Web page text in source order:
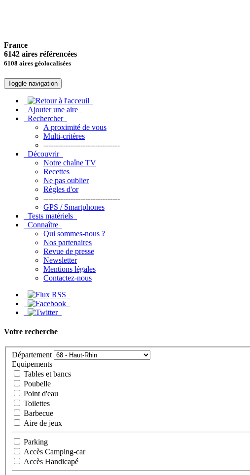
France
6142 aires référencées
6108 aires géolocalisées
Toggle navigation
Ajouter une aire
Rechercher
A proximité de vous
Multi-critères
-------------------------------
Découvrir
Notre chaîne TV
Recettes
Ne pas oublier
Règles d'or
-------------------------------
GPS / Smartphones
Tests matériels
Connaître
Qui sommes-nous ?
Nos partenaires
Revue de presse
Newsletter
Mentions légales
Contactez-nous
Votre recherche
Département
Equipements
Tables et bancs
Poubelle
Point d'eau
Toilettes
Barbecue
Aire de jeux
Parking
Accès Camping-car
Accès Handicapé